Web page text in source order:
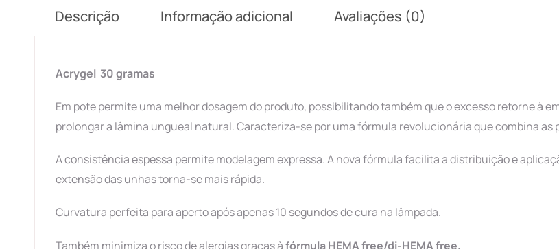
Descrição Informação adicional Avaliações (0)
Acrygel 30 gramas
Em pote permite uma melhor dosagem do produto, possibilitando também que o excesso retorne à
prolongar a lâmina ungueal natural. Caracteriza-se por uma fórmula revolucionária que combina as
A consistência espessa permite modelagem expressa. A nova fórmula facilita a distribuição e
extensão das unhas torna-se mais rápida.
Curvatura perfeita para aperto após apenas 10 segundos de cura na lâmpada.
Também minimiza o risco de alergias graças àfórmula HEMA free/di-HEMA free.